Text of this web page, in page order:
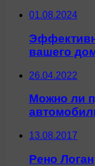
01.08.2024
вашего
26.04.2022
Можно ли
13.08.2017
Рено Логан